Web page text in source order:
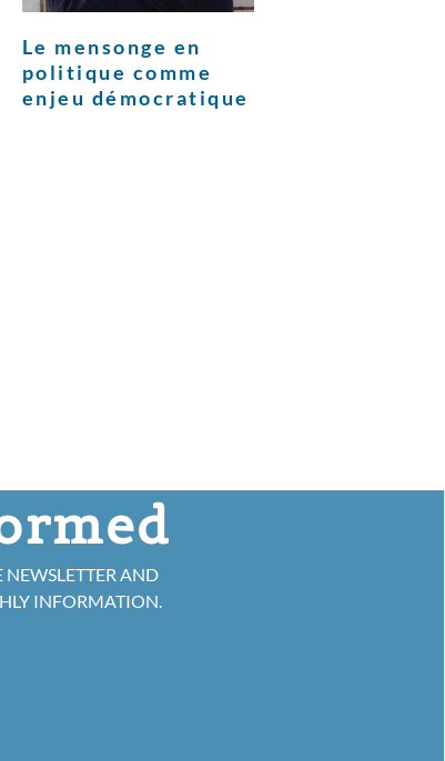
Le mensonge en
politique comme
enjeu démocratique
NEWSLETTER AND
INFORMATION.